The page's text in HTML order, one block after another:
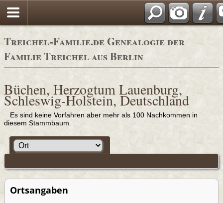
Adressbücher
Treichel-Familie.de Genealogie der
Familie Treichel aus Berlin
Büchen, Herzogtum Lauenburg,
Schleswig-Holstein, Deutschland
Es sind keine Vorfahren aber mehr als 100 Nachkommen in
diesem Stammbaum.
Ortsangaben